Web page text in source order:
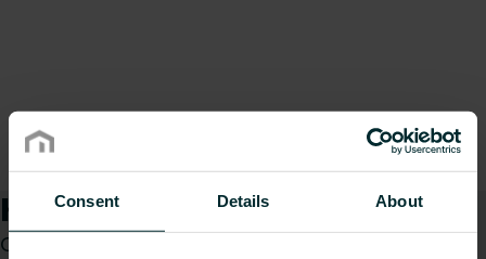
Consent Details About
Kuidas saame teid aidata?
Olenemata sellest, kas olete spetsialist,